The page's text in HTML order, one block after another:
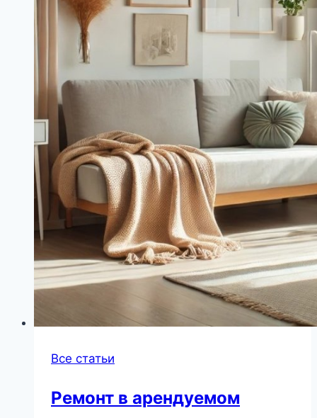
Все статьи
Ремонт в арендуемом